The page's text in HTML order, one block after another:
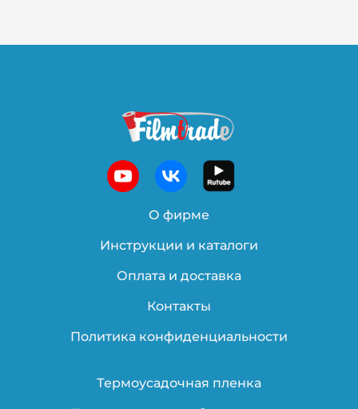
О фирме
Инструкции и каталоги
Оплата и доставка
Контакты
Политика конфиденциальности
Термоусадочная пленка